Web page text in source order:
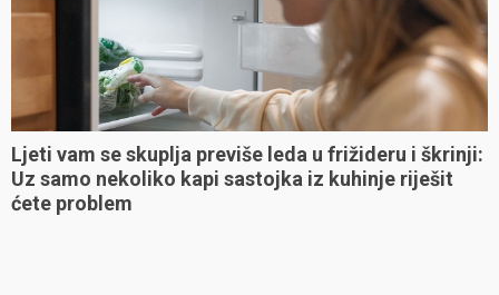
Ljeti vam se skuplja previše leda u frižideru i škrinji:
Uz samo nekoliko kapi sastojka iz kuhinje riješit
ćete problem